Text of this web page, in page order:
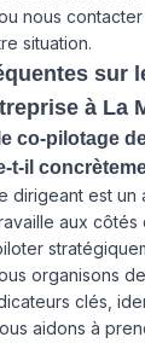
nous contacter
situation.
sur
à La
co-pilotage
t-il
dirigeant est un
aux
organisons
clés,
aidons à